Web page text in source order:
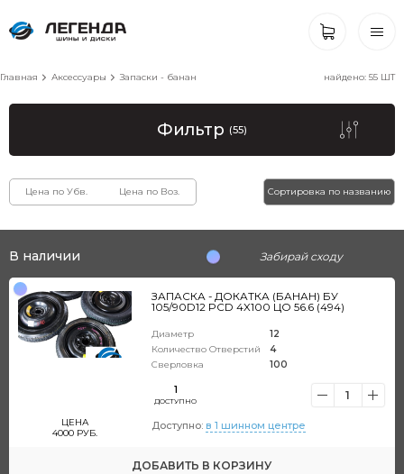
Главная Аксессуары Запаски - банан найдено: 55 ШТ
Фильтр (55)
Цена по Убв. Цена по Воз. Сортировка по названию
В наличии Забирай сходу
ЦЕНА
4000РУБ.
ЗАПАСКА - ДОКАТКА (БАНАН) БУ
105/90D12 PCD 4X100 ЦО 56.6 (494)
Диаметр
Количество Отверстий
Сверловка
12
4
100
1
ДОСТУПНО 1
Доступно: в 1 шинном центре
ДОБАВИТЬ В КОРЗИНУ